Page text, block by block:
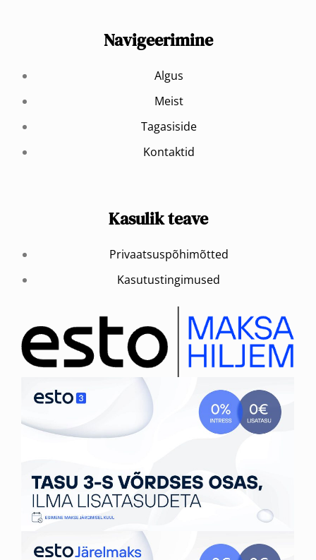
Navigeerimine
Algus
Meist
Tagasiside
Kontaktid
Kasulik teave
Privaatsuspõhimõtted
Kasutustingimused